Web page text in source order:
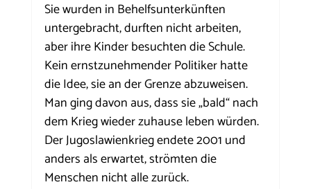
Sie wurden in Behelfsunterkünften
untergebracht, durften nicht arbeiten,
aber ihre Kinder besuchten die Schule.
Kein ernstzunehmender Politiker hatte
die Idee, sie an der Grenze abzuweisen.
Man ging davon aus, dass sie „bald“ nach
dem Krieg wieder zuhause leben würden.
Der Jugoslawienkrieg endete 2001 und
anders als erwartet, strömten die
Menschen nicht alle zurück.